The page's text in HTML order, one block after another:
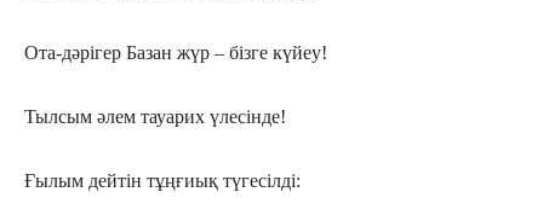
Ота-дәрігер Базан жүр – бізге күйеу!
Тылсым әлем тауарих үлесінде!
Ғылым дейтін тұңғиық түгесілді: